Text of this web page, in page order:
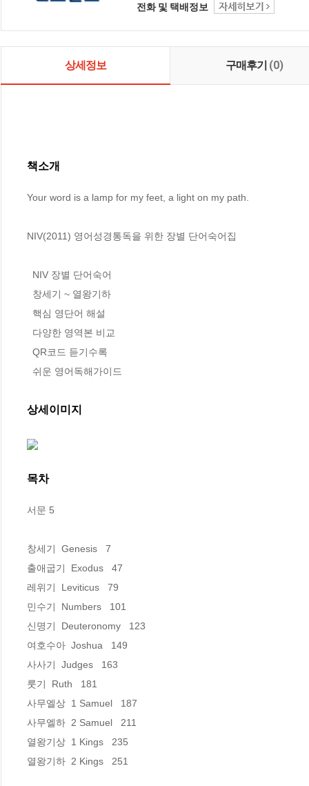
전화 및 택배정보
상세정보 구매후기 (0)
책소개
Your word is a lamp for my feet, a light on my path.
NIV(2011) 영어성경통독을 위한 장별 단어숙어집
  쉬운 영어독해가이드
상세이미지
목차
서문 5
창세기  Genesis   7
출애굽기  Exodus   47
레위기  Leviticus   79
민수기  Numbers   101
신명기  Deuteronomy   123
여호수아  Joshua   149
사사기  Judges   163
룻기  Ruth   181
사무엘상  1 Samuel   187
사무엘하  2 Samuel   211
열왕기상  1 Kings   235
열왕기하  2 Kings   251